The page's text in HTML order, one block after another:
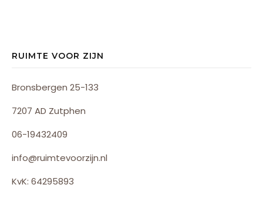
RUIMTE VOOR ZIJN
Bronsbergen 25-133
7207 AD Zutphen
06-19432409
info@ruimtevoorzijn.nl
KvK: 64295893